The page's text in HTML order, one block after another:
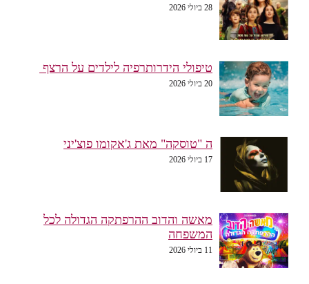
28 ביולי 2026
טיפולי הידרותרפיה לילדים על הרצף
20 ביולי 2026
ה "טוסקה" מאת ג'אקומו פוצ'יני
17 ביולי 2026
מאשה והדוב ההרפתקה הגדולה לכל
המשפחה
11 ביולי 2026